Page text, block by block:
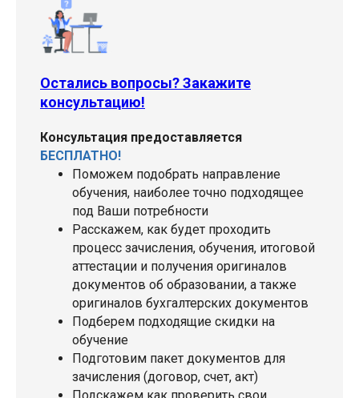
Остались вопросы? Закажите
консультацию!
Консультация предоставляется
БЕСПЛАТНО!
Поможем подобрать направление
обучения, наиболее точно подходящее
под Ваши потребности
Расскажем, как будет проходить
процесс зачисления, обучения, итоговой
аттестации и получения оригиналов
документов об образовании, а также
оригиналов бухгалтерских документов
Подберем подходящие скидки на
обучение
Подготовим пакет документов для
зачисления (договор, счет, акт)